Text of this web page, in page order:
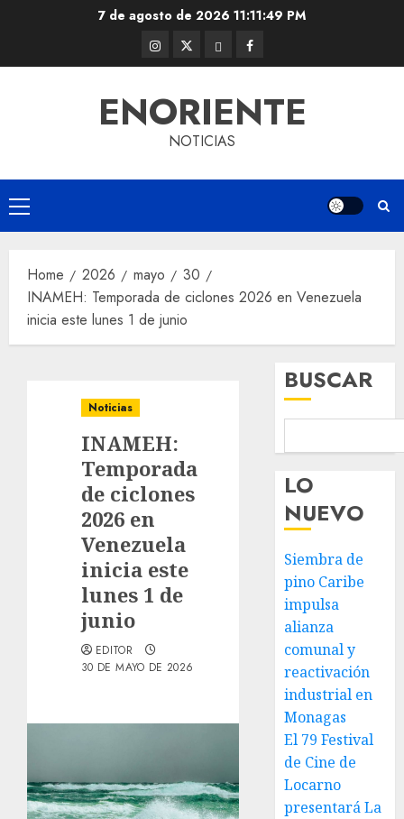
7 de agosto de 2026 11:11:50 PM
Instagram
@EnOriente
Twitter
(X)
ThreadsFacebook
ENORIENTE
NOTICIAS
Primary
Menu
Home 2026 mayo
30
INAMEH: Temporada de ciclones 2026 en Venezuela
inicia este lunes 1 de junio
Noticias
INAMEH:
Temporada
de ciclones
2026 en
Venezuela
inicia este
lunes 1 de
junio
EDITOR
30 DE MAYO DE 2026
BUSCAR
LO
NUEVO
Siembra de
pino Caribe
impulsa
alianza
comunal y
reactivación
industrial en
Monagas
El 79 Festival
de Cine de
Locarno
presentará La